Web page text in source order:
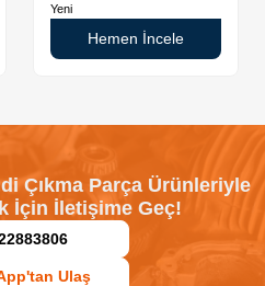
Yeni
Hemen İncele
Çıkma Parça Ürünleriyle
İçin İletişime Geç!
Ulaş